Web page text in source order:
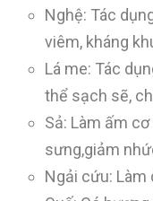
Nghệ: Tác
viêm, kháng
Lá me: Tác
thể sạch sẽ,
Sả: Làm ấm
sưng,giảm
Ngải cứu: Làm